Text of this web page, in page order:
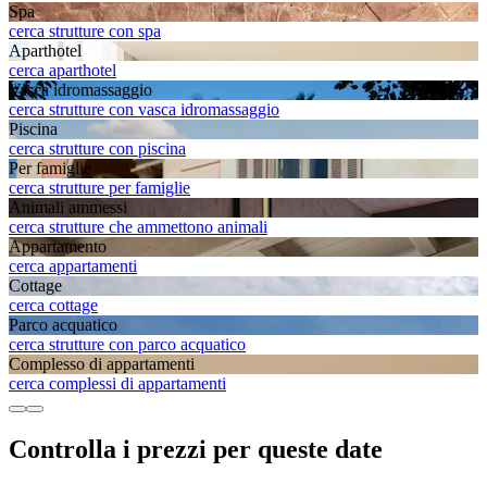
Spa
cerca strutture con spa
Aparthotel
cerca aparthotel
Vasca idromassaggio
cerca strutture con vasca idromassaggio
Piscina
cerca strutture con piscina
Per famiglie
cerca strutture per famiglie
Animali ammessi
cerca strutture che ammettono animali
Appartamento
cerca appartamenti
Cottage
cerca cottage
Parco acquatico
cerca strutture con parco acquatico
Complesso di appartamenti
cerca complessi di appartamenti
Controlla i prezzi per queste date